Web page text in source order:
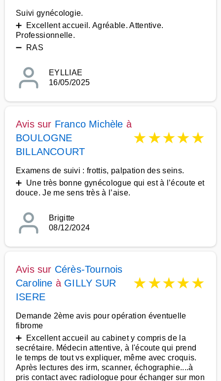
Suivi gynécologie.
➕ Excellent accueil. Agréable. Attentive.
Professionnelle.
➖ RAS
EYLLIAE
16/05/2025
Avis sur Franco Michèle à
BOULOGNE
BILLANCOURT
★★★★★
Examens de suivi : frottis, palpation des seins.
➕ Une très bonne gynécologue qui est à l’écoute et
douce. Je me sens très à l’aise.
Brigitte
08/12/2024
Avis sur Cérès-Tournois
Caroline à GILLY SUR
ISERE
★★★★★
Demande 2ème avis pour opération éventuelle
fibrome
➕ Excellent accueil au cabinet y compris de la
secrétaire. Médecin attentive, à l'écoute qui prend
le temps de tout vs expliquer, même avec croquis.
Après lectures des irm, scanner, échographie....à
pris contact avec radiologue pour échanger sur mon